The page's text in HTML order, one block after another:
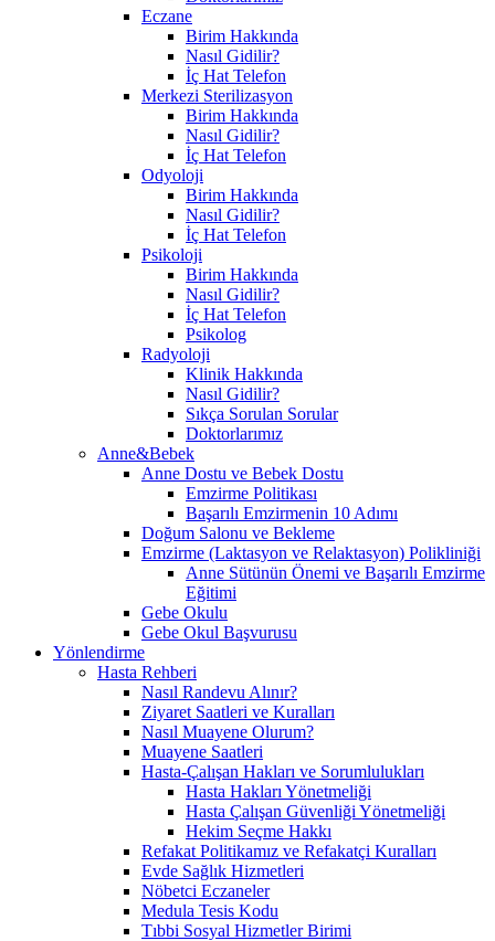
Eczane
Birim Hakkında
Nasıl Gidilir?
İç Hat Telefon
Merkezi Sterilizasyon
Birim Hakkında
Nasıl Gidilir?
İç Hat Telefon
Odyoloji
Birim Hakkında
Nasıl Gidilir?
İç Hat Telefon
Psikoloji
Birim Hakkında
Nasıl Gidilir?
İç Hat Telefon
Psikolog
Radyoloji
Klinik Hakkında
Nasıl Gidilir?
Sıkça Sorulan Sorular
Doktorlarımız
Anne&Bebek
Anne Dostu ve Bebek Dostu
Emzirme Politikası
Başarılı Emzirmenin 10 Adımı
Doğum Salonu ve Bekleme
Emzirme (Laktasyon ve Relaktasyon) Polikliniği
Anne Sütünün Önemi ve Başarılı Emzirme
Eğitimi
Gebe Okulu
Gebe Okul Başvurusu
Yönlendirme
Hasta Rehberi
Nasıl Randevu Alınır?
Ziyaret Saatleri ve Kuralları
Nasıl Muayene Olurum?
Muayene Saatleri
Hasta-Çalışan Hakları ve Sorumlulukları
Hasta Hakları Yönetmeliği
Hasta Çalışan Güvenliği Yönetmeliği
Hekim Seçme Hakkı
Refakat Politikamız ve Refakatçi Kuralları
Evde Sağlık Hizmetleri
Nöbetci Eczaneler
Medula Tesis Kodu
Tıbbi Sosyal Hizmetler Birimi